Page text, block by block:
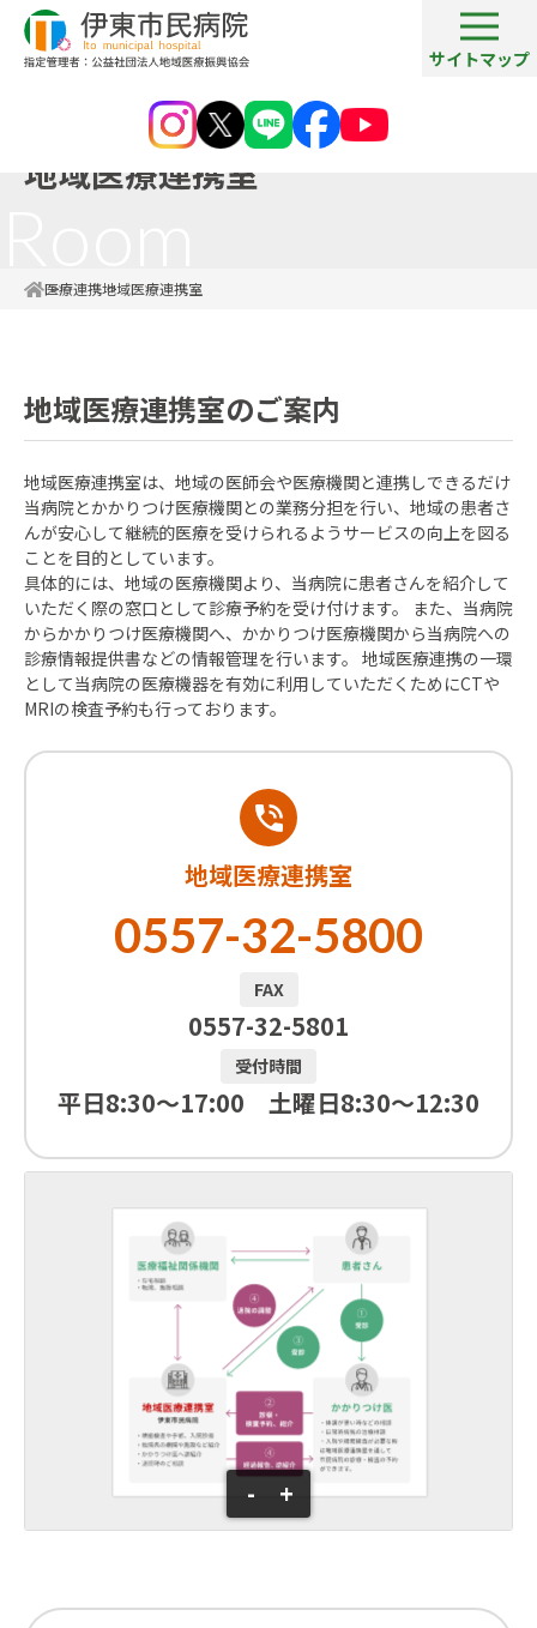
サイトマップ
地域医療連携室
Cooperation
医療連携地域医療連携室
地域医療連携室のご案内
地域医療連携室は、地域の医師会や医療機関と連携しできるだけ
当病院とかかりつけ医療機関との業務分担を行い、地域の患者さ
んが安心して継続的医療を受けられるようサービスの向上を図る
ことを目的としています。
具体的には、地域の医療機関より、当病院に患者さんを紹介して
いただく際の窓口として診療予約を受け付けます。 また、当病院
からかかりつけ医療機関へ、かかりつけ医療機関から当病院への
診療情報提供書などの情報管理を行います。 地域医療連携の一環
として当病院の医療機器を有効に利用していただくためにCTや
MRIの検査予約も行っております。
地域医療連携室
0557-32-5800
FAX
0557-32-5801
受付時間
平日8:30～17:00 土曜日8:30～12:30
- +